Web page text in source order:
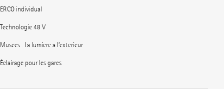
ERCO individual
Technologie 48 V
Musées : La lumière à l’extérieur
Éclairage pour les gares